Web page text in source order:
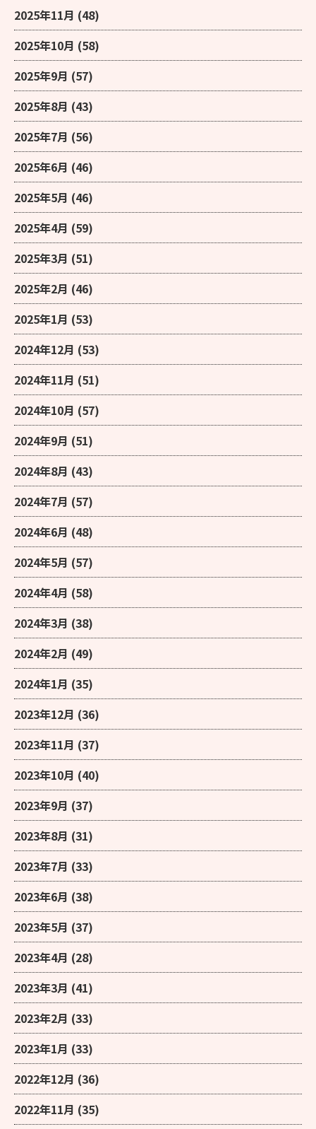
2025年11月 (48)
2025年10月 (58)
2025年9月 (57)
2025年8月 (43)
2025年7月 (56)
2025年6月 (46)
2025年5月 (46)
2025年4月 (59)
2025年3月 (51)
2025年2月 (46)
2025年1月 (53)
2024年12月 (53)
2024年11月 (51)
2024年10月 (57)
2024年9月 (51)
2024年8月 (43)
2024年7月 (57)
2024年6月 (48)
2024年5月 (57)
2024年4月 (58)
2024年3月 (38)
2024年2月 (49)
2024年1月 (35)
2023年12月 (36)
2023年11月 (37)
2023年10月 (40)
2023年9月 (37)
2023年8月 (31)
2023年7月 (33)
2023年6月 (38)
2023年5月 (37)
2023年4月 (28)
2023年3月 (41)
2023年2月 (33)
2023年1月 (33)
2022年12月 (36)
2022年11月 (35)